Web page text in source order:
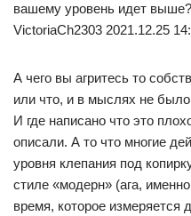
вашему уровень идет выше?
VictoriaCh2303 2021.12.25
А чего вы агритесь то
или что, и в мыслях не
И где написано что это
описали. А то что многие
уровня клепания под
стиле «модерн» (ага,
время, которое